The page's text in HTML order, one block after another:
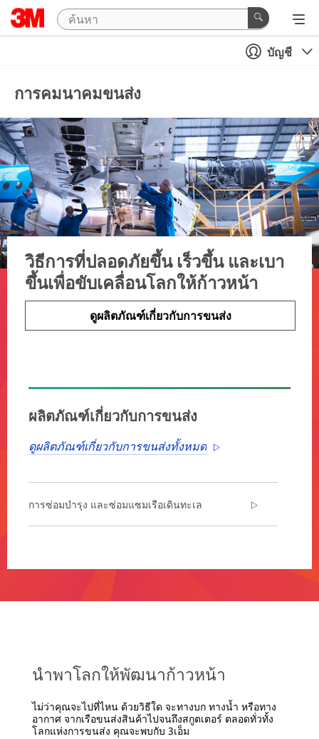
บัญชี
การคมนาคมขนส่ง
วิธีการที่ปลอดภัยขึ้น เร็วขึ้น และเบา
ขึ้นเพื่อขับเคลื่อนโลกให้ก้าวหน้า
ดูผลิตภัณฑ์เกี่ยวกับการขนส่ง
ผลิตภัณฑ์เกี่ยวกับการขนส่ง
ดูผลิตภัณฑ์เกี่ยวกับการขนส่งทั้งหมด
การซ่อมบำรุง และซ่อมแซมเรือเดินทะเล
area
***
url**
/3M/th_TH/p/c/i/transportation/marine/
นำพาโลกให้พัฒนาก้าวหน้า
ไม่ว่าคุณจะไปที่ไหน ด้วยวิธีใด จะทางบก ทางน้ำ หรือทาง
อากาศ จากเรือขนส่งสินค้าไปจนถึงสกูตเตอร์ ตลอดทั่วทั้ง
โลกแห่งการขนส่ง คุณจะพบกับ 3เอ็ม